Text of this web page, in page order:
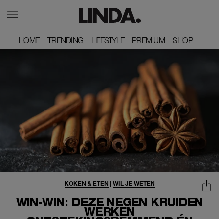
HOME
HOME TRENDING
TRENDING LIFESTYLE PREMIUM
PREMIUM SHOP
SHOP
WIN-WIN: DEZE NEGEN KRUIDEN
WERKEN
KOKEN & ETEN | WIL JE WETEN